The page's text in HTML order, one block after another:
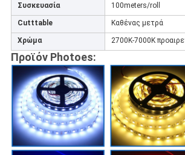
Συσκευασία 100meters/roll
Cutttable Καθένας μετρά
Χρώμα 2700K-7000K
Προϊόν Photoes: